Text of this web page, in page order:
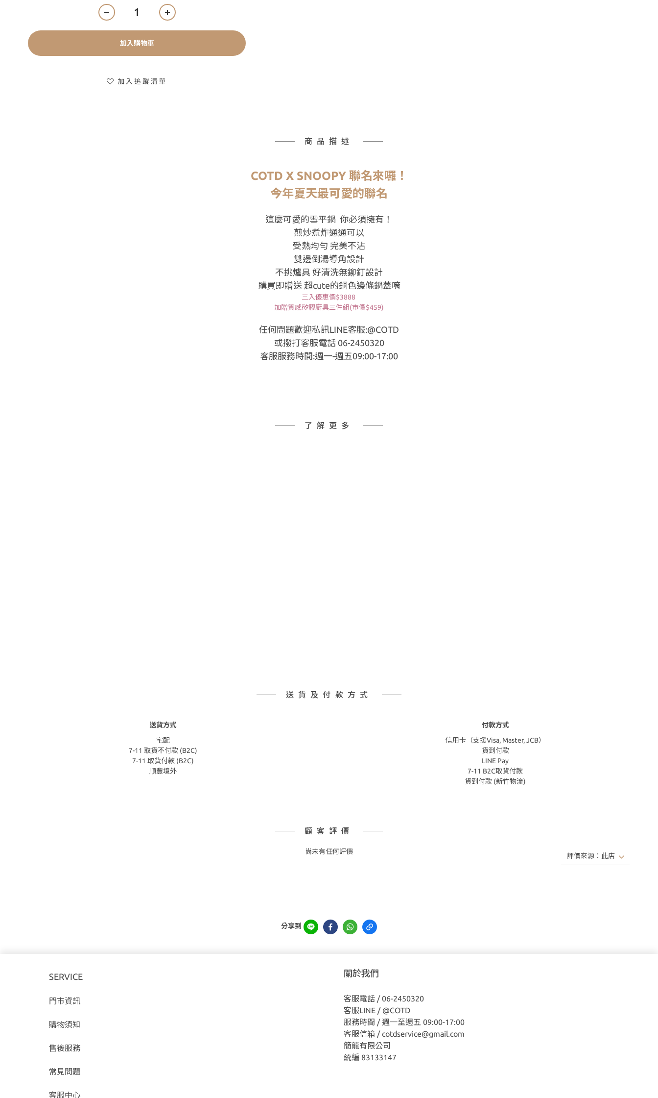
加入購物車
加入追蹤清單
商品描述
COTD X SNOOPY 聯名來囉！
今年夏天最可愛的聯名
這麼可愛的雪平鍋 你必須擁有！
煎炒煮炸通通可以
受熱均勻 完美不沾
雙邊倒湯導角設計
不挑爐具 好清洗無鉚釘設計
購買即贈送 超cute的銅色邊條鍋蓋唷
三入優惠價$3888
加贈質感矽膠廚具三件組(市價$459)
任何問題歡迎私訊LINE客服:@COTD
或撥打客服電話 06-2450320
客服服務時間:週一-週五09:00-17:00
了解更多
送貨及付款方式
送貨方式
宅配
7-11 取貨不付款 (B2C)
7-11 取貨付款 (B2C)
順豐境外
付款方式
信用卡（支援Visa, Master, JCB）
貨到付款
LINE Pay
7-11 B2C取貨付款
貨到付款 (新竹物流)
顧客評價
尚未有任何評價
分享到
SERVICE
門市資訊
購物須知
售後服務
常見問題
客服中心
關於我們
客服電話 / 06-2450320
客服LINE /@COTD
服務時間 / 週一至週五 09:00-17:00
客服信箱 / cotdservice@gmail.com
簡龍有限公司
統編 83133147